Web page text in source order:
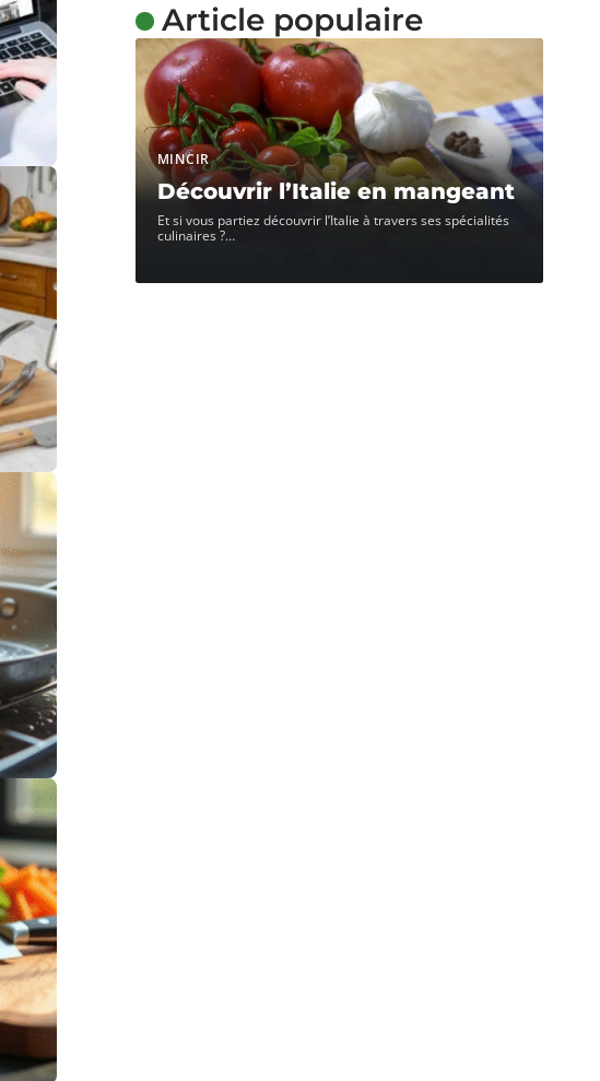
Article populaire
MINCIR
Découvrir l’Italie en mangeant
Et si vous partiez découvrir l’Italie à travers ses spécialités
culinaires ?…